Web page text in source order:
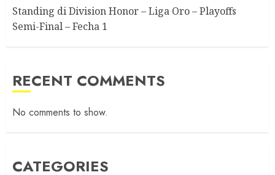
Standing di Division Honor – Liga Oro – Playoffs
Semi-Final – Fecha 1
RECENT COMMENTS
No comments to show.
CATEGORIES